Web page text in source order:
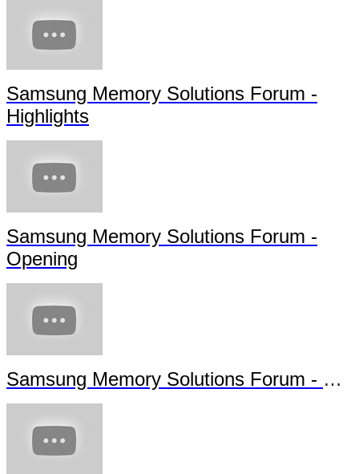
Samsung Memory Solutions Forum -
Highlights
Samsung Memory Solutions Forum -
Opening
Samsung Memory Solutions Forum -